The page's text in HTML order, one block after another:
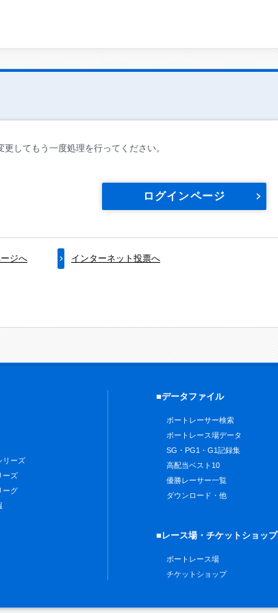
更してもう一度処理を行ってください。
ログインページ
ジへ インターネット投票へ
リーズ
ーズ
ーグ
■データファイル
ボートレーサー検索
ボートレース場データ
SG・PG1・G1記録集
高配当ベスト10
優勝レーサー一覧
ダウンロード・他
■レース場・チケットショップ
ボートレース場
チケットショップ